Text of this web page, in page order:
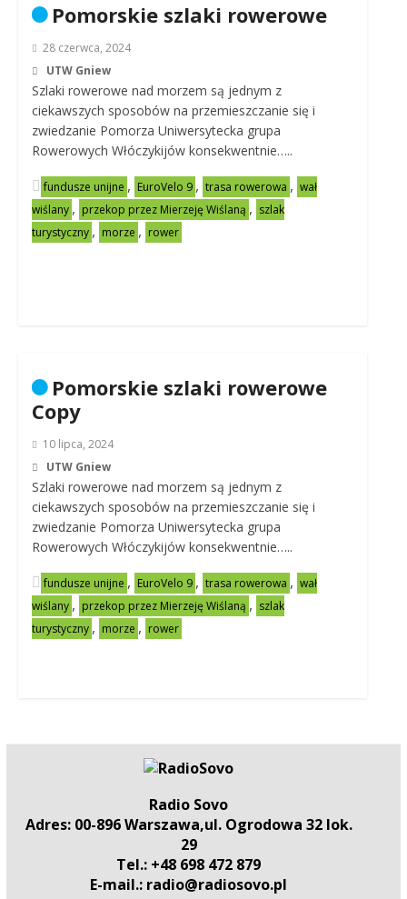
Pomorskie szlaki rowerowe
28 czerwca, 2024
UTW Gniew
Szlaki rowerowe nad morzem są jednym z
ciekawszych sposobów na przemieszczanie się i
zwiedzanie Pomorza Uniwersytecka grupa
Rowerowych Włóczykijów konsekwentnie…..
fundusze unijne , EuroVelo 9 , trasa rowerowa , wał
wiślany , przekop przez Mierzeję Wiślaną , szlak
turystyczny , morze , rower
Pomorskie szlaki rowerowe
Copy
10 lipca, 2024
UTW Gniew
Szlaki rowerowe nad morzem są jednym z
ciekawszych sposobów na przemieszczanie się i
zwiedzanie Pomorza Uniwersytecka grupa
Rowerowych Włóczykijów konsekwentnie…..
fundusze unijne , EuroVelo 9 , trasa rowerowa , wał
wiślany , przekop przez Mierzeję Wiślaną , szlak
turystyczny , morze , rower
Radio Sovo
Adres: 00-896 Warszawa,ul. Ogrodowa 32 lok.
29
Tel.: +48 698 472 879
E-mail.: radio@radiosovo.pl